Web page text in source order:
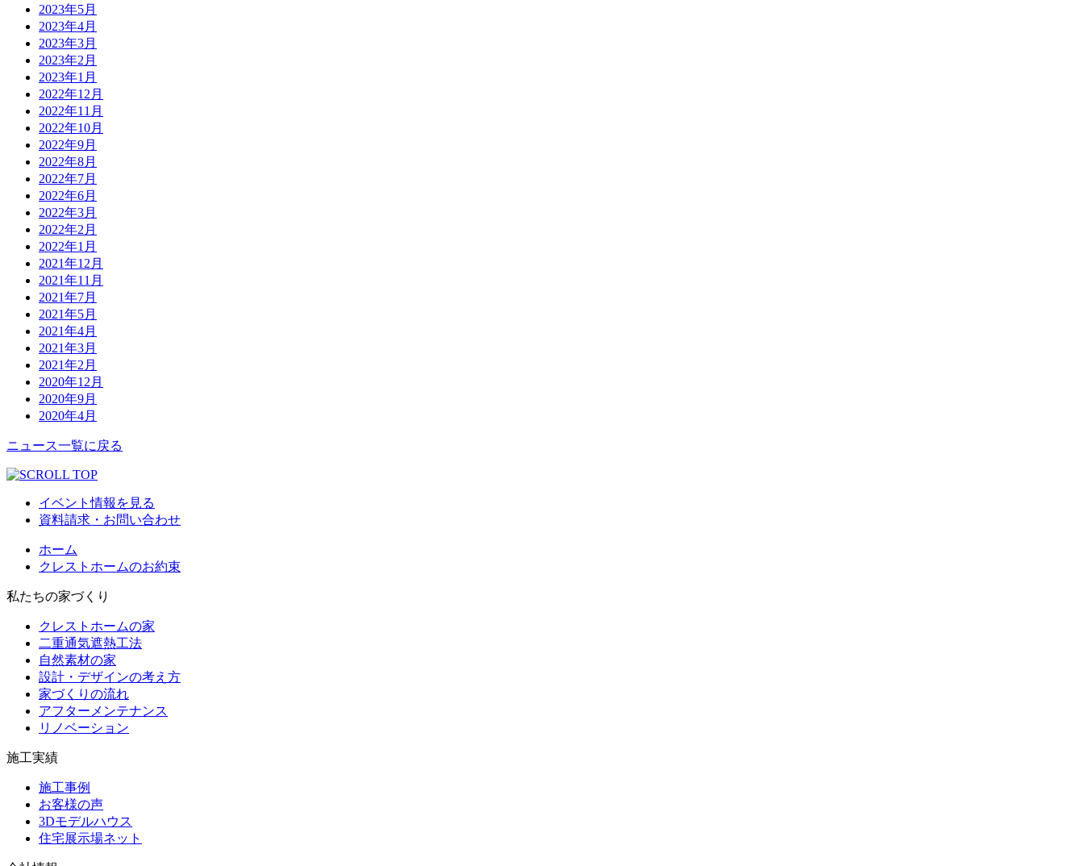
2023年5月
2023年4月
2023年3月
2023年2月
2023年1月
2022年12月
2022年11月
2022年10月
2022年9月
2022年8月
2022年7月
2022年6月
2022年3月
2022年2月
2022年1月
2021年12月
2021年11月
2021年7月
2021年5月
2021年4月
2021年3月
2021年2月
2020年12月
2020年9月
2020年4月
ニュース一覧に戻る
イベント情報を見る
資料請求・お問い合わせ
ホーム
クレストホームのお約束
私たちの家づくり
クレストホームの家
二重通気遮熱工法
自然素材の家
設計・デザインの考え方
家づくりの流れ
アフターメンテナンス
リノベーション
施工実績
施工事例
お客様の声
3Dモデルハウス
住宅展示場ネット